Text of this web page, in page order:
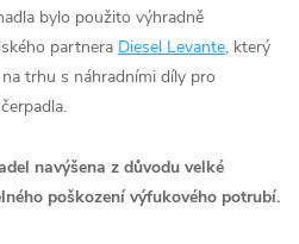
bylo použito výhradně
partnera Diesel Levante, který
trhu s náhradními díly pro
navýšena z důvodu velké
poškození výfukového potrubí.